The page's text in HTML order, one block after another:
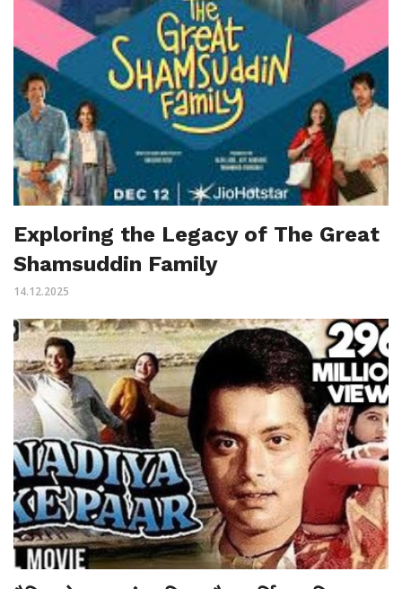
Exploring the Legacy of The Great
Shamsuddin Family
14.12.2025